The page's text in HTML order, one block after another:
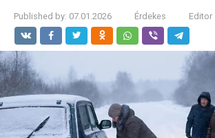
Published by: 07.01.2026 Érdekes Editor